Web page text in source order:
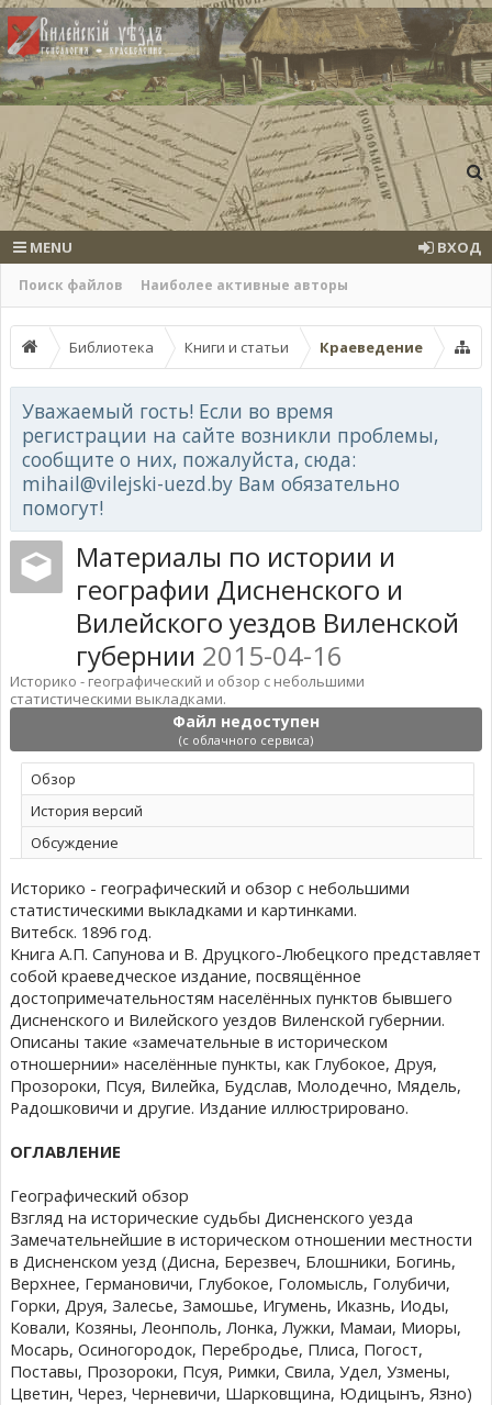
Поиск файлов Наиболее активные авторы
MENU ВХОД
Библиотека Книги и статьи Краеведение
Уважаемый гость! Если во время
регистрации на сайте возникли проблемы,
сообщите о них, пожалуйста, сюда:
mihail@vilejski-uezd.by Вам обязательно
помогут!
Файл недоступен
(с облачного сервиса)
Материалы по истории и
географии Дисненского и
Вилейского уездов Виленской
губернии 2015-04-16
Историко - географический и обзор с небольшими
статистическими выкладками.
Обзoр
История версий
Обсуждение
Историко - географический и обзор с небольшими
статистическими выкладками и картинками.
Витебск. 1896 год.
Книга А.П. Сапунова и В. Друцкого-Любецкого представляет
собой краеведческое издание, посвящённое
достопримечательностям населённых пунктов бывшего
Дисненского и Вилейского уездов Виленской губернии.
Описаны такие «замечательные в историческом
отношернии» населённые пункты, как Глубокое, Друя,
Прозороки, Псуя, Вилейка, Будслав, Молодечно, Мядель,
Радошковичи и другие. Издание иллюстрировано.
ОГЛАВЛЕНИЕ
Географический обзор
Взгляд на исторические судьбы Дисненского уезда
Замечательнейшие в историческом отношении местности
в Дисненском уезд (Дисна, Березвеч, Блошники, Богинь,
Верхнее, Германовичи, Глубокое, Голомысль, Голубичи,
Горки, Друя, Залесье, Замошье, Игумень, Иказнь, Иоды,
Ковали, Козяны, Леонполь, Лонка, Лужки, Мамаи, Миоры,
Мосарь, Осиногородок, Перебродье, Плиса, Погост,
Поставы, Прозороки, Псуя, Римки, Свила, Удел, Узмены,
Цветин, Через, Черневичи, Шарковщина, Юдицынъ, Язно)